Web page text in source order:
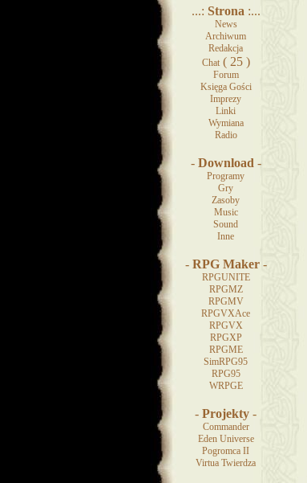
...: Strona :...
News
Archiwum
Redakcja
Chat( 25 )
Forum
Księga Gości
Imprezy
Linki
Wymiana
Radio
- Download -
Programy
Gry
Zasoby
Music
Sound
Inne
- RPG Maker -
RPGUNITE
RPGMZ
RPGMV
RPGVXAce
RPGVX
RPGXP
RPGME
SimRPG95
RPG95
WRPGE
- Projekty -
Commander
Eden Universe
Pogromca II
Virtua Twierdza